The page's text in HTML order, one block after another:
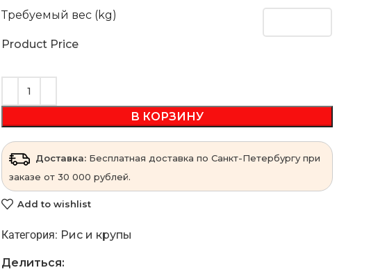
Требуемый вес (kg)
Product Price
В КОРЗИНУ
Доставка:Бесплатная доставка по Санкт-Петербургу при
заказе от 30 000 рублей.
Add to wishlist
Категория: Рис и крупы
Делиться: